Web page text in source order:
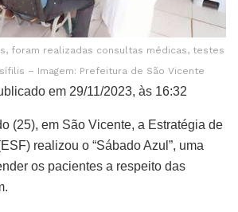
foram realizadas consultas médicas, testes
– Imagem: Prefeitura de São Vicente
em 29/11/2023, às 16:32
(25), em São Vicente, a Estratégia de
realizou o “Sábado Azul”, uma
os pacientes a respeito das